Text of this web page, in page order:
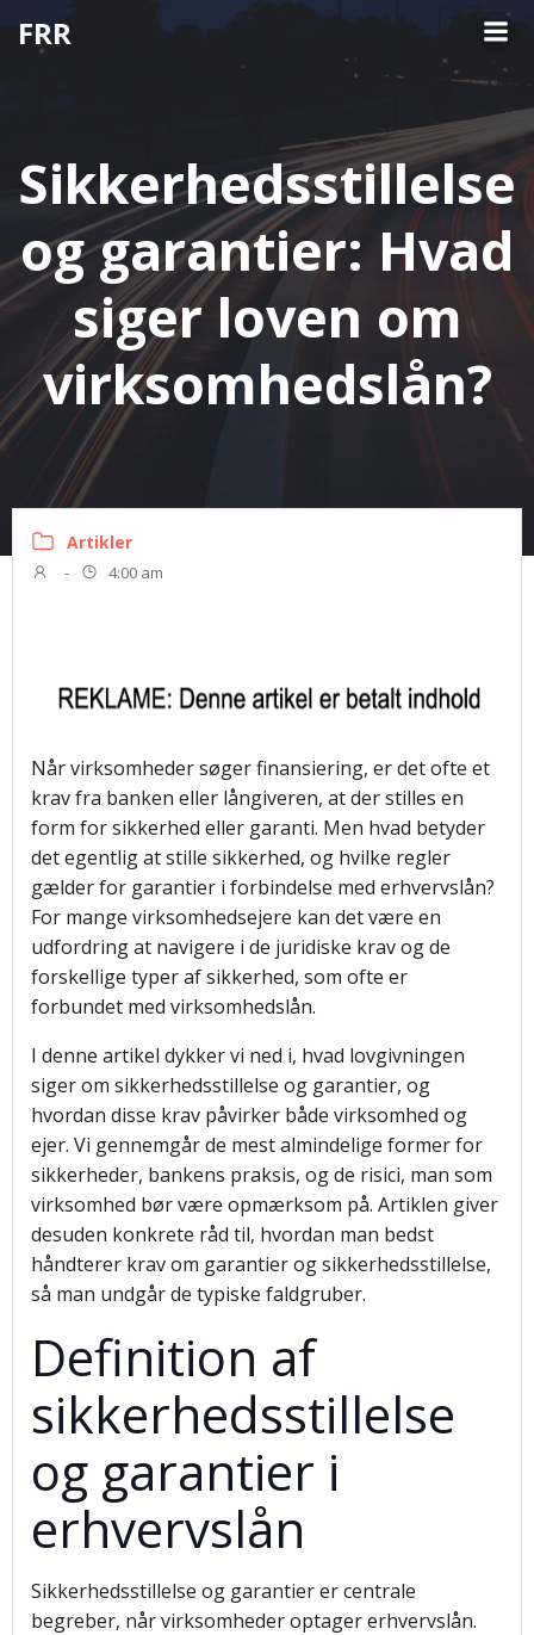
Videre
FRR
Sikkerhedsstillelse
og garantier: Hvad
siger loven om
virksomhedslån?
Artikler
- 4:00 am
Når virksomheder søger finansiering, er det ofte et
krav fra banken eller långiveren, at der stilles en
form for sikkerhed eller garanti. Men hvad betyder
det egentlig at stille sikkerhed, og hvilke regler
gælder for garantier i forbindelse med erhvervslån?
For mange virksomhedsejere kan det være en
udfordring at navigere i de juridiske krav og de
forskellige typer af sikkerhed, som ofte er
forbundet med virksomhedslån.
I denne artikel dykker vi ned i, hvad lovgivningen
siger om sikkerhedsstillelse og garantier, og
hvordan disse krav påvirker både virksomhed og
ejer. Vi gennemgår de mest almindelige former for
sikkerheder, bankens praksis, og de risici, man som
virksomhed bør være opmærksom på. Artiklen giver
desuden konkrete råd til, hvordan man bedst
håndterer krav om garantier og sikkerhedsstillelse,
så man undgår de typiske faldgruber.
Definition af
sikkerhedsstillelse
og garantier i
erhvervslån
Sikkerhedsstillelse og garantier er centrale
begreber, når virksomheder optager erhvervslån.